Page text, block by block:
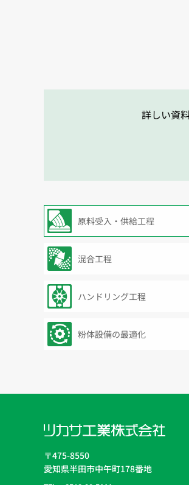
詳しい資
原料受入・供給工程
混合工程
ハンドリング工程
粉体設備の最適化
〒475-8550
愛知県半田市中午町178番地